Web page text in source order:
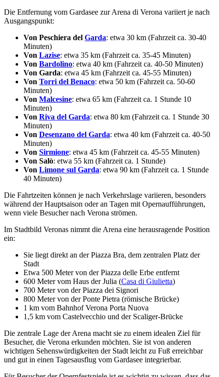
Die Entfernung vom Gardasee zur Arena di Verona variiert je nach
Ausgangspunkt:
Von Peschiera del Garda: etwa 30 km (Fahrzeit ca. 30-40
Minuten)
Von Lazise: etwa 35 km (Fahrzeit ca. 35-45 Minuten)
Von Bardolino: etwa 40 km (Fahrzeit ca. 40-50 Minuten)
Von Garda: etwa 45 km (Fahrzeit ca. 45-55 Minuten)
Von Torri del Benaco: etwa 50 km (Fahrzeit ca. 50-60
Minuten)
Von Malcesine: etwa 65 km (Fahrzeit ca. 1 Stunde 10
Minuten)
Von Riva del Garda: etwa 80 km (Fahrzeit ca. 1 Stunde 30
Minuten)
Von Desenzano del Garda: etwa 40 km (Fahrzeit ca. 40-50
Minuten)
Von Sirmione: etwa 45 km (Fahrzeit ca. 45-55 Minuten)
Von Salò: etwa 55 km (Fahrzeit ca. 1 Stunde)
Von Limone sul Garda: etwa 90 km (Fahrzeit ca. 1 Stunde
40 Minuten)
Die Fahrtzeiten können je nach Verkehrslage variieren, besonders
während der Hauptsaison oder an Tagen mit Opernaufführungen,
wenn viele Besucher nach Verona strömen.
Im Stadtbild Veronas nimmt die Arena eine herausragende Position
ein:
Sie liegt direkt an der Piazza Bra, dem zentralen Platz der
Stadt
Etwa 500 Meter von der Piazza delle Erbe entfernt
600 Meter vom Haus der Julia (Casa di Giulietta)
700 Meter von der Piazza dei Signori
800 Meter von der Ponte Pietra (römische Brücke)
1 km vom Bahnhof Verona Porta Nuova
1,5 km vom Castelvecchio und der Scaliger-Brücke
Die zentrale Lage der Arena macht sie zu einem idealen Ziel für
Besucher, die Verona erkunden möchten. Sie ist von anderen
wichtigen Sehenswürdigkeiten der Stadt leicht zu Fuß erreichbar
und gut in einen Tagesausflug vom Gardasee integrierbar.